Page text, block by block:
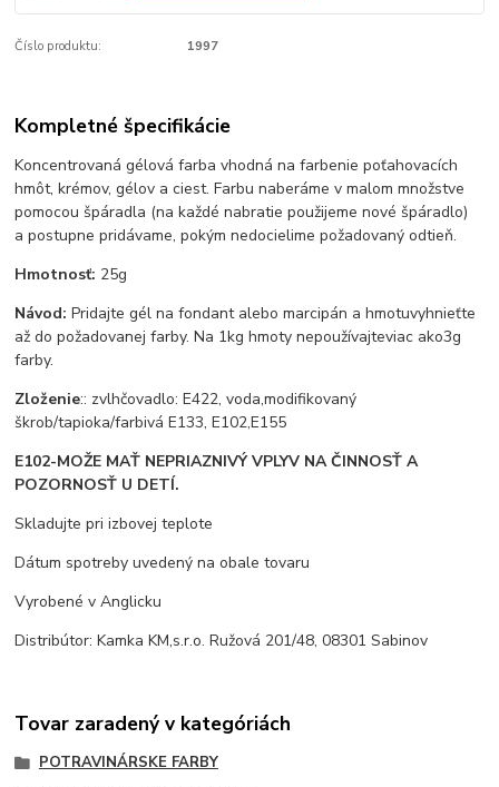
Číslo produktu: 1997
Kompletné špecifikácie
Koncentrovaná gélová farba vhodná na farbenie poťahovacích
hmôt, krémov, gélov a ciest. Farbu naberáme v malom množstve
pomocou špáradla (na každé nabratie použijeme nové špáradlo)
a postupne pridávame, pokým nedocielime požadovaný odtieň.
Hmotnosť: 25g
Návod: Pridajte gél na fondant alebo marcipán a hmotuvyhnieťte
až do požadovanej farby. Na 1kg hmoty nepoužívajteviac ako3g
farby.
Zloženie:: zvlhčovadlo: E422, voda,modifikovaný
škrob/tapioka/farbivá E133, E102,E155
E102-MOŽE MAŤ NEPRIAZNIVÝ VPLYV NA ČINNOSŤ A
POZORNOSŤ U DETÍ.
Skladujte pri izbovej teplote
Dátum spotreby uvedený na obale tovaru
Vyrobené v Anglicku
Distribútor: Kamka KM,s.r.o. Ružová 201/48, 08301 Sabinov
Tovar zaradený v kategóriách
POTRAVINÁRSKE FARBY